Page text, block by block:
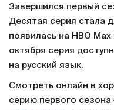
Завершился первый
Десятая серия стала
появилась на HBO
октября серия
на русский язык.
Смотреть онлайн в
серию первого